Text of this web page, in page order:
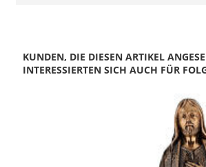
KUNDEN, DIE DIESEN ARTIKEL
INTERESSIERTEN SICH AUCH FÜR